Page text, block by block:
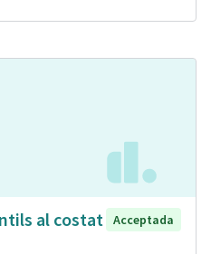
al costat
Acceptada